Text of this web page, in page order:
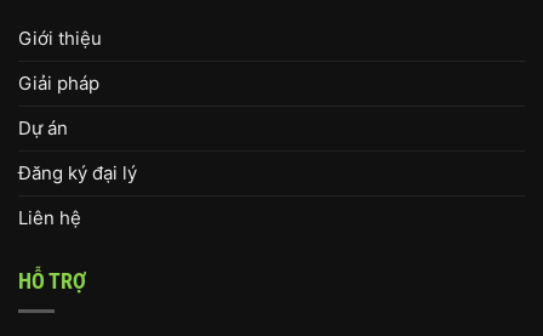
Giới thiệu
Giải pháp
Dự án
Đăng ký đại lý
Liên hệ
HỖ TRỢ